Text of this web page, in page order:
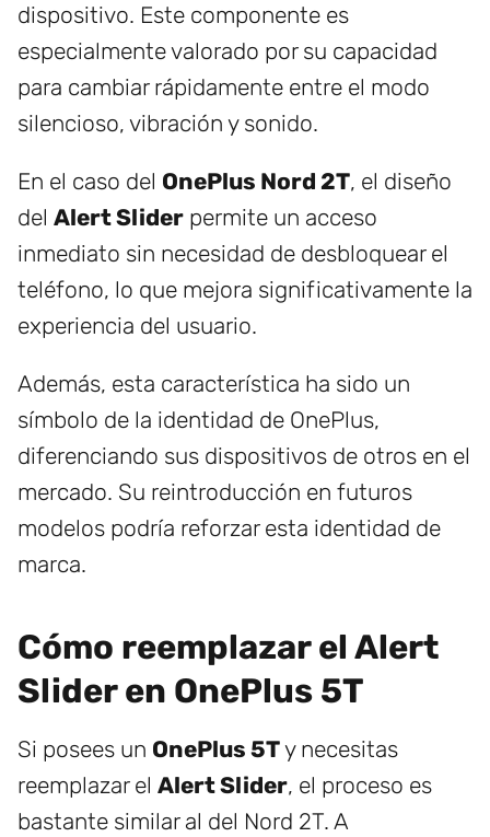
dispositivo. Este componente es
especialmente valorado por su capacidad
para cambiar rápidamente entre el modo
silencioso, vibración y sonido.
En el caso del OnePlus Nord 2T, el diseño
del Alert Slider permite un acceso
inmediato sin necesidad de desbloquear el
teléfono, lo que mejora significativamente la
experiencia del usuario.
Además, esta característica ha sido un
símbolo de la identidad de OnePlus,
diferenciando sus dispositivos de otros en el
mercado. Su reintroducción en futuros
modelos podría reforzar esta identidad de
marca.
Cómo reemplazar el Alert
Slider en OnePlus 5T
Si posees un OnePlus 5Ty necesitas
reemplazar el Alert Slider, el proceso es
bastante similar al del Nord 2T. A